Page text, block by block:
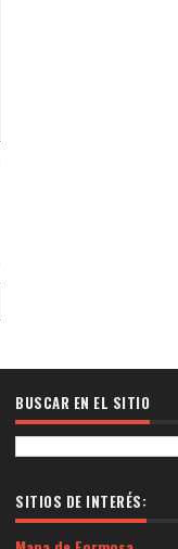
BUSCAR EN EL SITIO
SITIOS DE INTERÉS: